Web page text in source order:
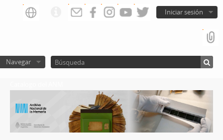
Iniciar sesión
Navegar